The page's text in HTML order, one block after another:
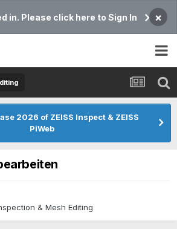
in. Please click here to Sign In ×
2026 of ZEISS Inspect & ZEISS
PiWeb
& Mesh Editing​